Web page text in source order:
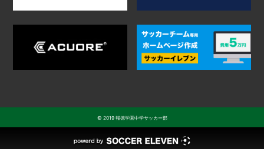
© 2019 報徳学園中学サッカー部